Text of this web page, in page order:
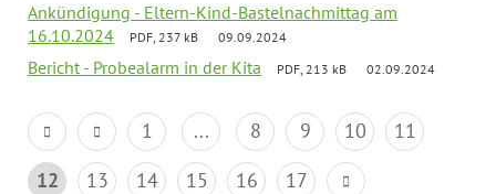
Ankündigung - Eltern-Kind-Bastelnachmittag am
16.10.2024
PDF, 237 kB 09.09.2024
Bericht - Probealarm in der Kita PDF, 213 kB 02.09.2024
1 ... 8 9 10
11
12
13 14 15 16 17